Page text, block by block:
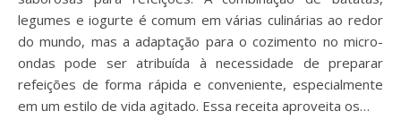
legumes e iogurte é comum em várias culinárias ao redor
do mundo, mas a adaptação para o cozimento no micro-
ondas pode ser atribuída à necessidade de preparar
refeições de forma rápida e conveniente, especialmente
em um estilo de vida agitado. Essa receita aproveita os…